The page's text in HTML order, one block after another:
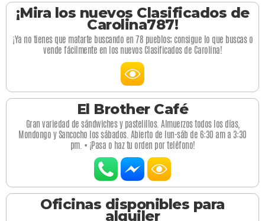
¡Mira los nuevos Clasificados de
Carolina787!
¡Ya no tienes que matarte buscando en 78 pueblos; consigue lo que buscas o
vende fácilmente en los nuevos Clasificados de Carolina!
El Brother Café
Gran variedad de sándwiches y pastelillos. Almuerzos todos los días,
Mondongo y Sancocho los sábados. Abierto de lun-sáb de 6:30 am a 3:30
pm. • ¡Pasa o haz tu orden por teléfono!
Oficinas disponibles para
alquiler